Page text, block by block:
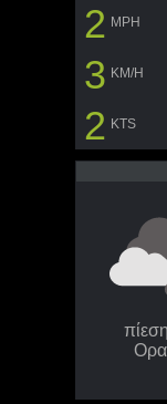
2 MPH
3 KM/H
2 KTS
πίεση